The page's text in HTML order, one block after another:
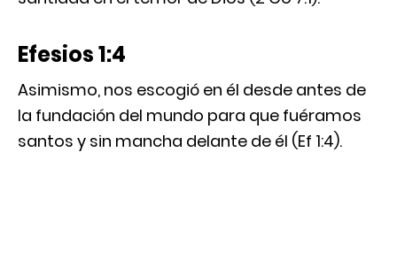
Efesios 1:4
Asimismo, nos escogió en él desde antes de
la fundación del mundo para que fuéramos
santos y sin mancha delante de él (Ef 1:4).